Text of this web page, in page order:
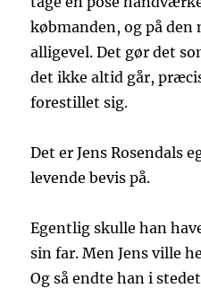
købmanden, og på den
alligevel. Det gør det
det ikke altid går,
forestillet sig.
Det er Jens Rosendals
levende bevis på.
Egentlig skulle han
sin far. Men Jens ville
Og så endte han i